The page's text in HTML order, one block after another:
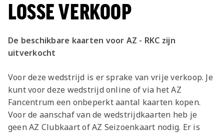
LOSSE VERKOOP
De beschikbare kaarten voor AZ - RKC zijn
uitverkocht
Voor deze wedstrijd is er sprake van vrije verkoop. Je
kunt voor deze wedstrijd online of via het AZ
Fancentrum een onbeperkt aantal kaarten kopen.
Voor de aanschaf van de wedstrijdkaarten heb je
geen AZ Clubkaart of AZ Seizoenkaart nodig. Er is